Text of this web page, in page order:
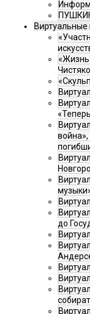
Виртуальные
«Жизнь
до